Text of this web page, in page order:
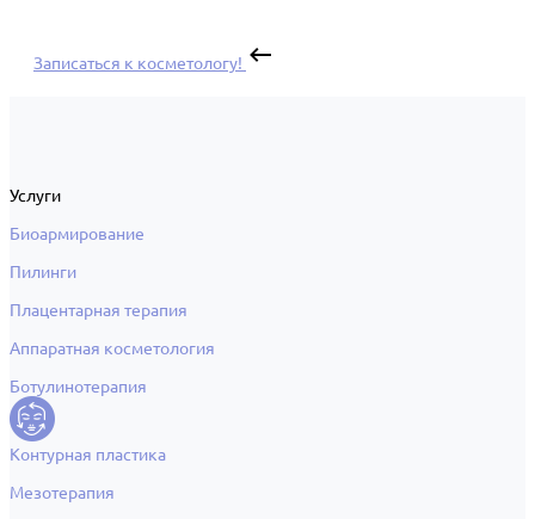
Записаться к косметологу!
Услуги
Биоармирование
Пилинги
Плацентарная терапия
Аппаратная косметология
Ботулинотерапия
Контурная пластика
Мезотерапия